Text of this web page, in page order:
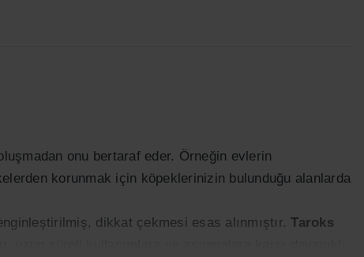
onu bertaraf eder. Örneğin evlerin
korunmak için köpeklerinizin bulunduğu alanlarda
dikkat çekmesi esas alınmıştır.Taroks